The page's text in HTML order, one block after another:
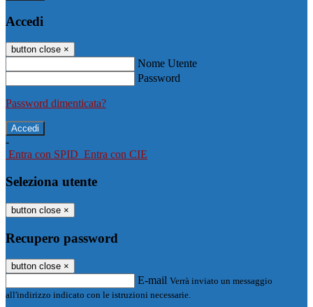
Accedi
button close ×
Nome Utente
Password
Password dimenticata?
-
Entra con SPID Entra con CIE
Seleziona utente
button close ×
Recupero password
button close ×
E-mail Verrà inviato un messaggio
all'indirizzo indicato con le istruzioni necessarie.